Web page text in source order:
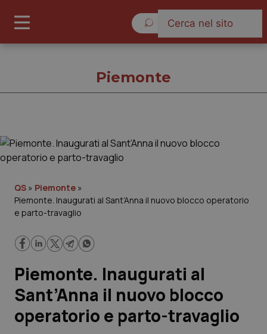
Governo e Parlamento
Regioni e Asl
Lavoro e Professioni
Scienza e Farmaci
Studi e Analisi
Piemonte
QS » Piemonte »
Piemonte. Inaugurati al Sant’Anna il nuovo blocco operatorio
e parto-travaglio
Piemonte. Inaugurati al
Sant’Anna il nuovo blocco
operatorio e parto-travaglio